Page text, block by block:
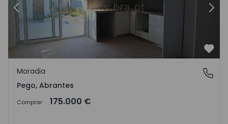
Anterior
Pego, Abrantes
Moradia
Pego, Abrantes
Comprar 175.000 €